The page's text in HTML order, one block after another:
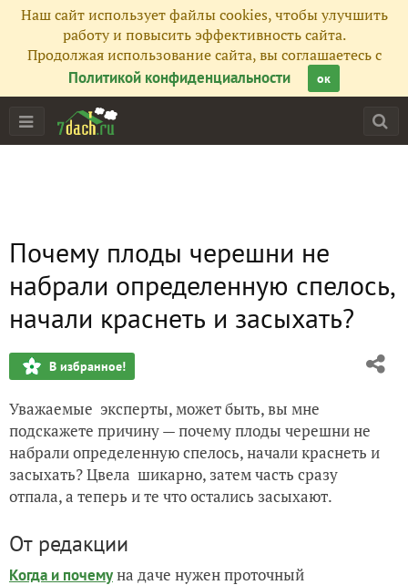
Наш сайт использует файлы cookies, чтобы улучшить
работу и повысить эффективность сайта.
Продолжая использование сайта, вы соглашаетесь с
Политикой конфиденциальности
ок
Почему плоды черешни не
набрали определенную спелось,
начали краснеть и засыхать?
В избранное!
Уважаемые эксперты, может быть, вы мне
подскажете причину — почему плоды черешни не
набрали определенную спелось, начали краснеть и
засыхать? Цвела шикарно, затем часть сразу
отпала, а теперь и те что остались засыхают.
От редакции
Когда и почемуна даче нужен проточный